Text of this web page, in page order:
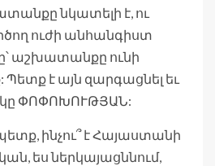
նկատելի է, ու
ուժի անհանգիստ
աշխատանքը ունի
Պետք է այն զարգացնել եւ
ՓՈՓՈԽՈՒԹՅԱՆ:
ինչու՞ է Հայաստանի
ես ներկայացննում,